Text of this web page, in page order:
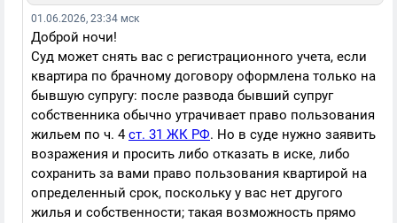
01.06.2026, 23:34 мск
Доброй ночи!
Суд может снять вас с регистрационного учета, если
квартира по брачному договору оформлена только на
бывшую супругу: после развода бывший супруг
собственника обычно утрачивает право пользования
жильем по ч. 4ст. 31 ЖК РФ. Но в суде нужно заявить
возражения и просить либо отказать в иске, либо
сохранить за вами право пользования квартирой на
определенный срок, поскольку у вас нет другого
жилья и собственности; такая возможность прямо